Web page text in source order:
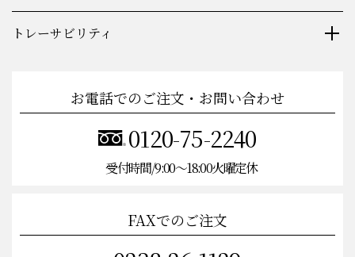
トレーサビリティ
お電話でのご注文・お問い合わせ
0120-75-2240
受付時間/9:00〜18:00火曜定休
FAXでのご注文